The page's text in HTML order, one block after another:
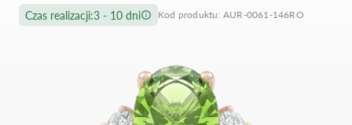
Salon Auroria Arkadia
Korzyści z zakupu
Czas realizacji:3 - 10 dni Kod produktu: AUR-0061-146RO